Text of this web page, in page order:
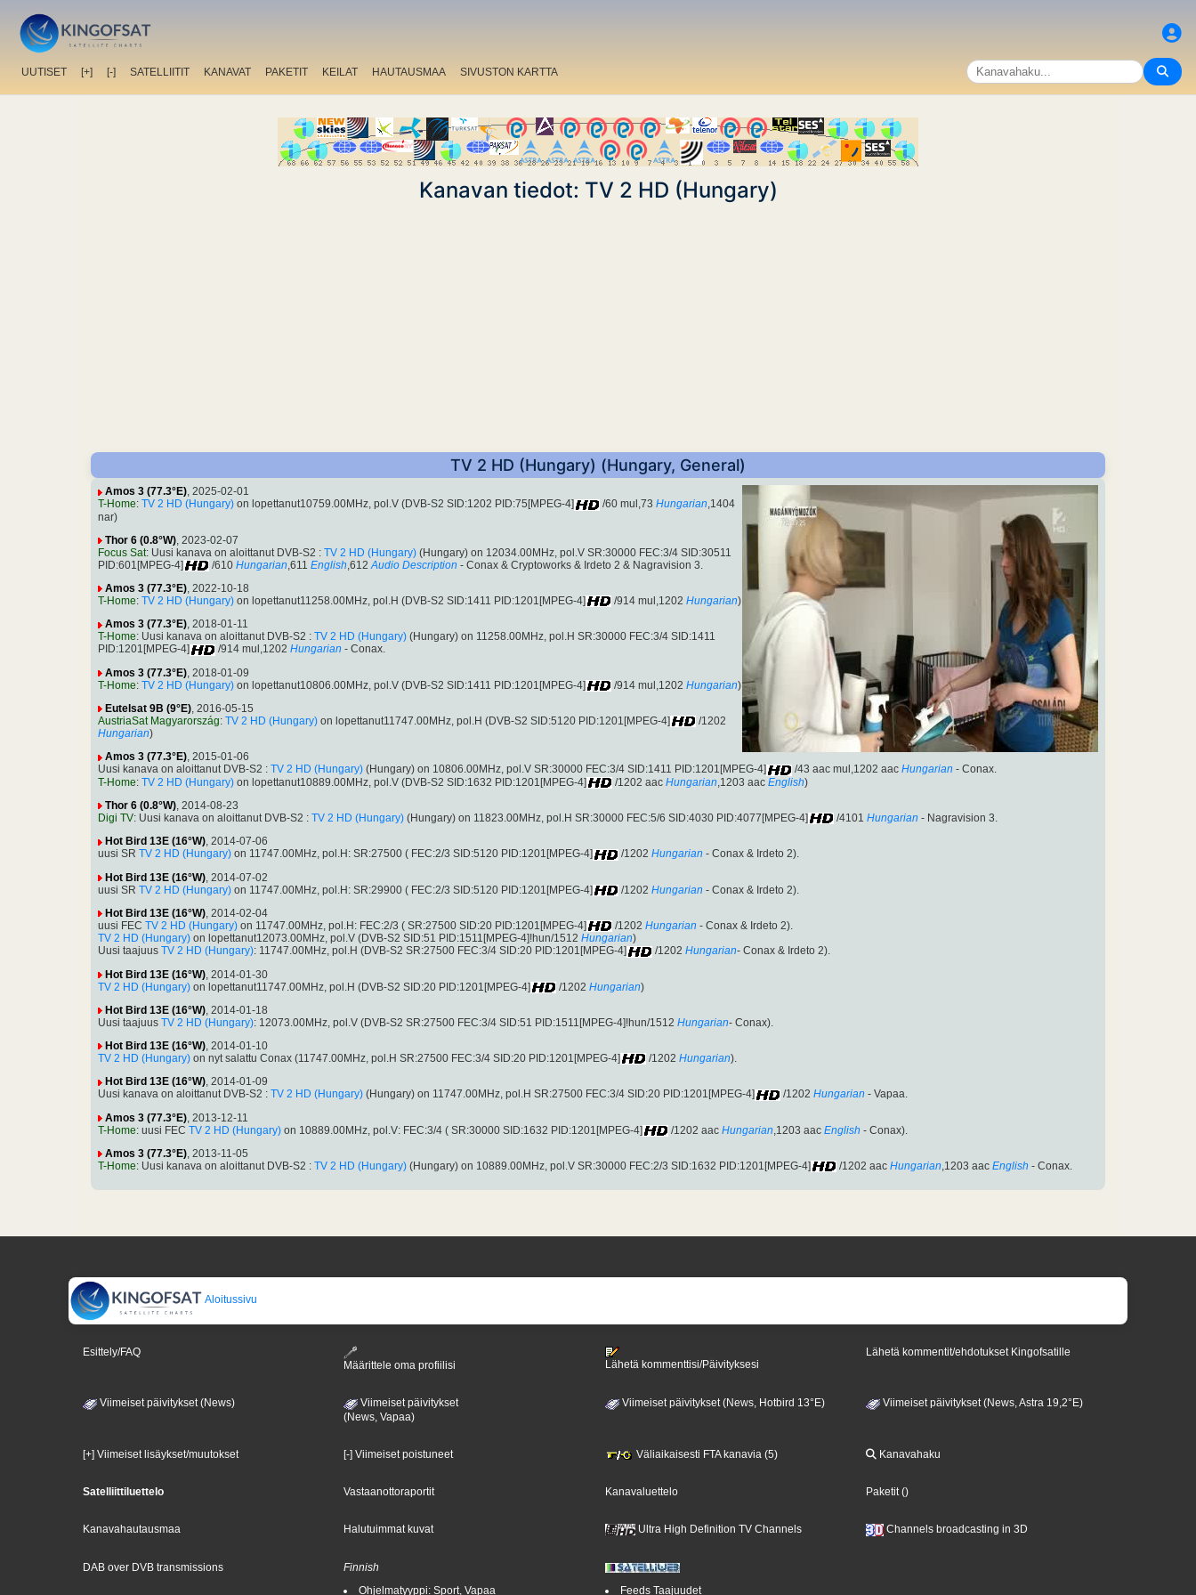
UUTISET [+] [-] SATELLIITIT KANAVAT PAKETIT KEILAT HAUTAUSMAA SIVUSTON KARTTA
Kanavan tiedot: TV 2 HD (Hungary)
TV 2 HD (Hungary) (Hungary, General)
Amos 3 (77.3°E), 2025-02-01
T-Home: TV 2 HD (Hungary) on lopettanut10759.00MHz, pol.V (DVB-S2 SID:1202 PID:75[MPEG-4] /60 mul,73 Hungarian,1404
nar)
Thor 6 (0.8°W) , 2023-02-07
Focus Sat: Uusi kanava on aloittanut DVB-S2 : TV 2 HD (Hungary) (Hungary) on 12034.00MHz, pol.V SR:30000 FEC:3/4 SID:30511
PID:601[MPEG-4]
/610 Hungarian ,611 English ,612 Audio Description - Conax & Cryptoworks & Irdeto 2 & Nagravision 3.
Amos 3 (77.3°E), 2022-10-18
T-Home: TV 2 HD (Hungary) on lopettanut11258.00MHz, pol.H (DVB-S2 SID:1411 PID:1201[MPEG-4] /914 mul,1202 Hungarian)
Amos 3 (77.3°E), 2018-01-11
T-Home: Uusi kanava on aloittanut DVB-S2 : TV 2 HD (Hungary) (Hungary) on 11258.00MHz, pol.H SR:30000 FEC:3/4 SID:1411
PID:1201[MPEG-4]
/914 mul,1202 Hungarian - Conax.
Amos 3 (77.3°E) , 2018-01-09
T-Home: TV 2 HD (Hungary) on lopettanut10806.00MHz, pol.V (DVB-S2 SID:1411 PID:1201[MPEG-4] /914 mul,1202 Hungarian)
Eutelsat 9B (9°E), 2016-05-15
AustriaSat Magyarország: TV 2 HD (Hungary) on lopettanut11747.00MHz, pol.H (DVB-S2 SID:5120 PID:1201[MPEG-4]
/1202
Hungarian)
Amos 3 (77.3°E), 2015-01-06
Uusi kanava on aloittanut DVB-S2 : TV 2 HD (Hungary) (Hungary) on 10806.00MHz, pol.V SR:30000 FEC:3/4 SID:1411 PID:1201[MPEG-4] /43 aac mul,1202 aac Hungarian - Conax.
T-Home: TV 2 HD (Hungary) on lopettanut10889.00MHz, pol.V (DVB-S2 SID:1632 PID:1201[MPEG-4] /1202 aac Hungarian ,1203 aac English)
Thor 6 (0.8°W), 2014-08-23
Digi TV: Uusi kanava on aloittanut DVB-S2 : TV 2 HD (Hungary) (Hungary) on 11823.00MHz, pol.H SR:30000 FEC:5/6 SID:4030 PID:4077[MPEG-4] /4101 Hungarian - Nagravision 3.
Hot Bird 13E (16°W), 2014-07-06
uusi SR TV 2 HD (Hungary) on 11747.00MHz, pol.H: SR:27500 ( FEC:2/3 SID:5120 PID:1201[MPEG-4] /1202 Hungarian - Conax & Irdeto 2).
Hot Bird 13E (16°W) , 2014-07-02
uusi SR TV 2 HD (Hungary) on 11747.00MHz, pol.H: SR:29900 ( FEC:2/3 SID:5120 PID:1201[MPEG-4] /1202 Hungarian - Conax & Irdeto 2).
Hot Bird 13E (16°W), 2014-02-04
uusi FEC TV 2 HD (Hungary) on 11747.00MHz, pol.H: FEC:2/3 ( SR:27500 SID:20 PID:1201[MPEG-4] /1202 Hungarian - Conax & Irdeto 2).
TV 2 HD (Hungary) on lopettanut12073.00MHz, pol.V (DVB-S2 SID:51 PID:1511[MPEG-4]!hun/1512 Hungarian)
Uusi taajuus TV 2 HD (Hungary): 11747.00MHz, pol.H (DVB-S2 SR:27500 FEC:3/4 SID:20 PID:1201[MPEG-4] /1202 Hungarian- Conax & Irdeto 2).
Hot Bird 13E (16°W) , 2014-01-30
TV 2 HD (Hungary) on lopettanut11747.00MHz, pol.H (DVB-S2 SID:20 PID:1201[MPEG-4] /1202 Hungarian)
Hot Bird 13E (16°W), 2014-01-18
Uusi taajuus TV 2 HD (Hungary): 12073.00MHz, pol.V (DVB-S2 SR:27500 FEC:3/4 SID:51 PID:1511[MPEG-4]!hun/1512 Hungarian- Conax).
Hot Bird 13E (16°W), 2014-01-10
TV 2 HD (Hungary) on nyt salattu Conax (11747.00MHz, pol.H SR:27500 FEC:3/4 SID:20 PID:1201[MPEG-4] /1202 Hungarian).
Hot Bird 13E (16°W), 2014-01-09
Uusi kanava on aloittanut DVB-S2 : TV 2 HD (Hungary) (Hungary) on 11747.00MHz, pol.H SR:27500 FEC:3/4 SID:20 PID:1201[MPEG-4] /1202 Hungarian - Vapaa.
Amos 3 (77.3°E) , 2013-12-11
T-Home: uusi FEC TV 2 HD (Hungary) on 10889.00MHz, pol.V: FEC:3/4 ( SR:30000 SID:1632 PID:1201[MPEG-4] /1202 aac Hungarian ,1203 aac English - Conax).
Amos 3 (77.3°E), 2013-11-05
T-Home: Uusi kanava on aloittanut DVB-S2 : TV 2 HD (Hungary) (Hungary) on 10889.00MHz, pol.V SR:30000 FEC:2/3 SID:1632 PID:1201[MPEG-4] /1202 aac Hungarian,1203 aac English - Conax.
Aloitussivu
Esittely/FAQ
Määrittele oma profiilisi
Lähetä kommenttisi/Päivityksesi
Lähetä kommentit/ehdotukset Kingofsatille
Viimeiset päivitykset (News)
Viimeiset päivitykset
(News, Vapaa)
Viimeiset päivitykset (News, Hotbird 13°E) Viimeiset päivitykset (News, Astra 19,2°E)
[+] Viimeiset lisäykset/muutokset [-] Viimeiset poistuneet Väliaikaisesti FTA kanavia (5) Kanavahaku
Satelliittiluettelo Vastaanottoraportit Kanavaluettelo Paketit()
Kanavahautausmaa Halutuimmat kuvat Ultra High Definition TV Channels Channels broadcasting in 3D
DAB over DVB transmissions
Finnish
Ohjelmatyyppi: Sport, Vapaa
Feeds Taajuudet